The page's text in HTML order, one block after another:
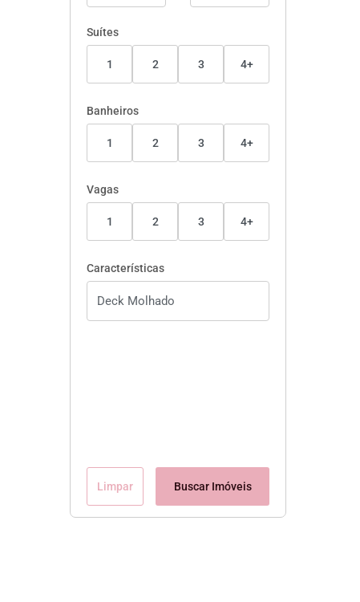
Suítes
1 2 3 4+
Banheiros
1 2 3 4+
Vagas
1 2 3 4+
Características
Limpar Buscar Imóveis